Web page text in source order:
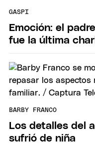
GASPI
Emoción: el
fue la última
BARBY FRANCO
Los detalles del
sufrió de niña